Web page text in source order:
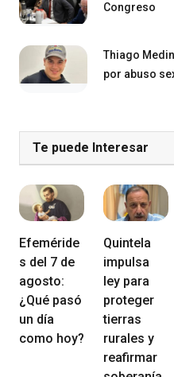
Congreso
Thiago
por abuso
Te puede Interesar
Efeméride
s del 7 de
agosto:
¿Qué pasó
un día
como hoy?
Quintela
impulsa
ley para
proteger
tierras
rurales y
reafirmar